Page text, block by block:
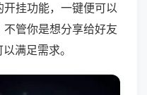
挂功能，一键便可以
管你是想分享给好友
满足需求。